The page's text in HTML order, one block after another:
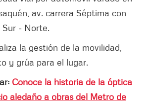
av. carrera Séptima con
Sur - Norte.
la gestión de la movilidad,
y grúa para el lugar.
Conoce la historia de la óptica
aledaño a obras del Metro de